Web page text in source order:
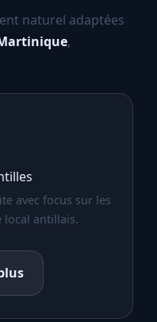
naturel adaptées
,
avec focus sur les
local antillais.